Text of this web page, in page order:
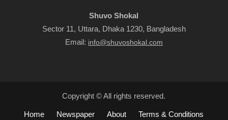
Shuvo Shokal
Sector 11, Uttara, Dhaka 1230, Bangladesh
Email: info@shuvoshokal.com
Copyright © All rights reserved.
Home Newspaper About Terms & Conditions